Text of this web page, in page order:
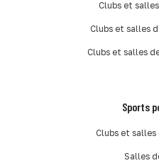
Clubs et
Clubs et salles
Clubs et salles
Sports
Clubs et
Salles